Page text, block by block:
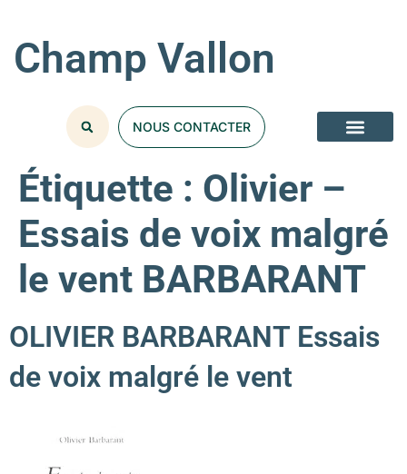
Champ Vallon
NOUS CONTACTER
Étiquette : Olivier –
Essais de voix malgré
le vent BARBARANT
OLIVIER BARBARANT Essais
de voix malgré le vent